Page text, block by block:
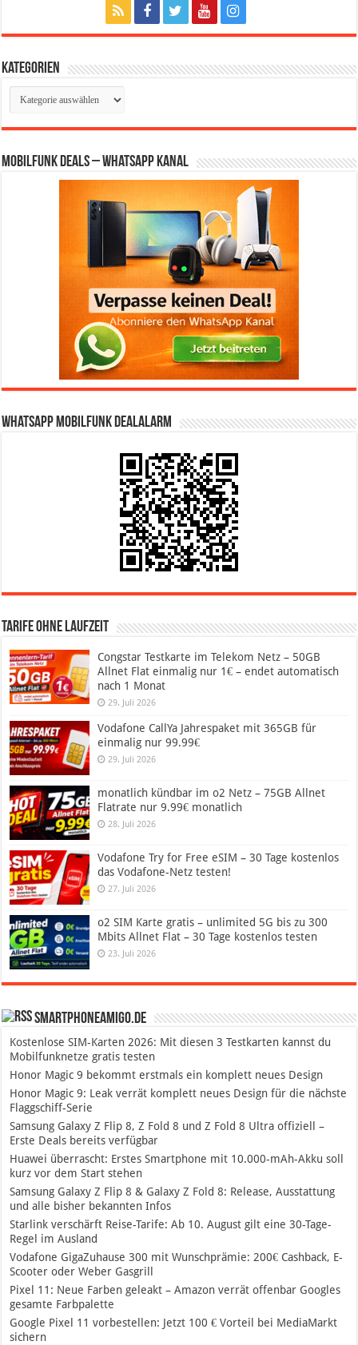
Kategorien
Kategorien
Mobilfunk Deals – WhatsApp Kanal
WhatsApp Mobilfunk DealAlarm
Tarife ohne Laufzeit
Congstar Testkarte im Telekom Netz – 50GB
Allnet Flat einmalig nur 1€ – endet automatisch
nach 1 Monat
29. Juli 2026
Vodafone CallYa Jahrespaket mit 365GB für
einmalig nur 99.99€
29. Juli 2026
monatlich kündbar im o2 Netz – 75GB Allnet
Flatrate nur 9.99€ monatlich
28. Juli 2026
Vodafone Try for Free eSIM – 30 Tage kostenlos
das Vodafone-Netz testen!
27. Juli 2026
o2 SIM Karte gratis – unlimited 5G bis zu 300
Mbits Allnet Flat – 30 Tage kostenlos testen
23. Juli 2026
SmartphoneAmigo.de
Kostenlose SIM-Karten 2026: Mit diesen 3 Testkarten kannst du
Mobilfunknetze gratis testen
Honor Magic 9 bekommt erstmals ein komplett neues Design
Honor Magic 9: Leak verrät komplett neues Design für die nächste
Flaggschiff-Serie
Samsung Galaxy Z Flip 8, Z Fold 8 und Z Fold 8 Ultra offiziell –
Erste Deals bereits verfügbar
Huawei überrascht: Erstes Smartphone mit 10.000-mAh-Akku soll
kurz vor dem Start stehen
Samsung Galaxy Z Flip 8 & Galaxy Z Fold 8: Release, Ausstattung
und alle bisher bekannten Infos
Starlink verschärft Reise-Tarife: Ab 10. August gilt eine 30-Tage-
Regel im Ausland
Vodafone GigaZuhause 300 mit Wunschprämie: 200€ Cashback, E-
Scooter oder Weber Gasgrill
Pixel 11: Neue Farben geleakt – Amazon verrät offenbar Googles
gesamte Farbpalette
Google Pixel 11 vorbestellen: Jetzt 100 € Vorteil bei MediaMarkt
sichern